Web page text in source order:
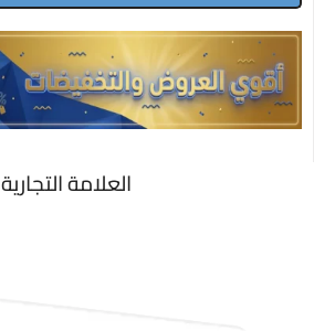
العلامة التجارية